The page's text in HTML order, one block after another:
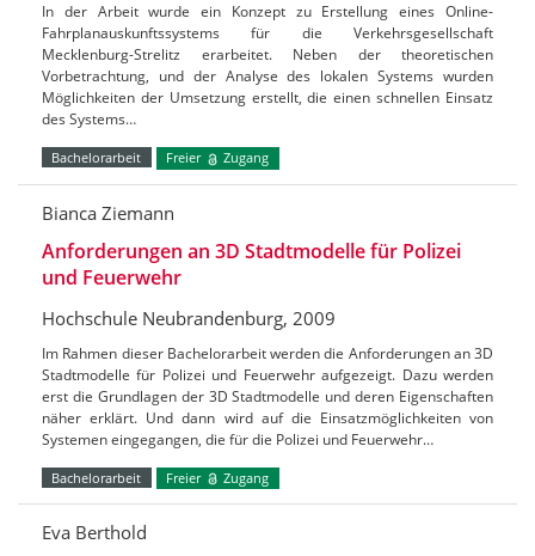
In der Arbeit wurde ein Konzept zu Erstellung eines Online-
Fahrplanauskunftssystems für die Verkehrsgesellschaft
Mecklenburg-Strelitz erarbeitet. Neben der theoretischen
Vorbetrachtung, und der Analyse des lokalen Systems wurden
Möglichkeiten der Umsetzung erstellt, die einen schnellen Einsatz
des Systems…
Bachelorarbeit Freier Zugang
Bianca Ziemann
Anforderungen an 3D Stadtmodelle für Polizei
und Feuerwehr
Hochschule Neubrandenburg, 2009
Im Rahmen dieser Bachelorarbeit werden die Anforderungen an 3D
Stadtmodelle für Polizei und Feuerwehr aufgezeigt. Dazu werden
erst die Grundlagen der 3D Stadtmodelle und deren Eigenschaften
näher erklärt. Und dann wird auf die Einsatzmöglichkeiten von
Systemen eingegangen, die für die Polizei und Feuerwehr…
Bachelorarbeit Freier Zugang
Eva Berthold